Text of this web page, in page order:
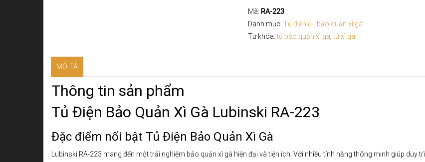
Quản
Xì
Gà
Mã: RA-223
Danh mục:Tủ điện ủ - bảo quản xì gà
Từ khóa:tủ bảo quản xì gà ,tủ xì gà
MÔ TẢ
Thông tin sản phẩm
Tủ Điện Bảo Quản Xì Gà Lubinski RA-223
Đặc điểm nổi bật Tủ Điện Bảo Quản Xì Gà
Lubinski RA-223 mang đến một trải nghiệm bảo quản xì gà hiện đại và tiện ích. Với nhiều tính năng thông minh giúp duy trì